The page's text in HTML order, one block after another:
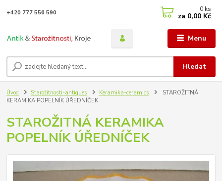
Menu
Hledat
+420 777 556 590 0 ks
za 0,00 Kč
Úvod Starožitnosti-antiques Keramika-ceramics
STAROŽITNÁ
KERAMIKA POPELNÍK ÚŘEDNÍČEK
STAROŽITNÁ KERAMIKA
POPELNÍK ÚŘEDNÍČEK